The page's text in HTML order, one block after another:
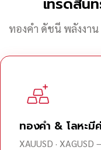
ทองคำ ดัชนี พลังงา
ทองคำ & โลหะมี
XAUUSD ·